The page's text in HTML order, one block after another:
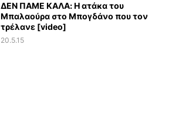
ΔΕΝ ΠΑΜΕ ΚΑΛΑ: Η ατάκα του
Μπαλαούρα στο Μπογδάνο που τον
τρέλανε [video]
20.5.15